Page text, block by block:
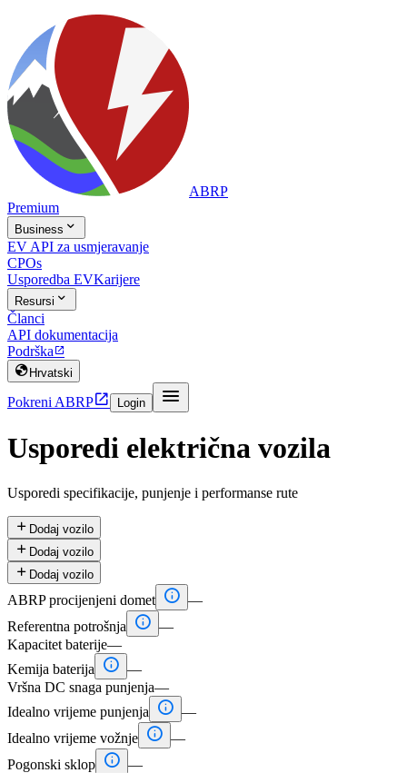
ABRP
Premium
Business 
EV API za usmjeravanje
CPOs
Usporedba EVKarijere
Resursi 
Članci
API dokumentacija
Podrška 
 Hrvatski
Pokreni ABRP Login 
Usporedi električna vozila
Usporedi specifikacije, punjenje i performanse rute
 Dodaj vozilo
 Dodaj vozilo
 Dodaj vozilo
ABRP procijenjeni domet  —
Referentna potrošnja
 —
Kapacitet baterije—
Kemija baterija
 —
Vršna DC snaga punjenja—
Idealno vrijeme punjenja
 —
Idealno vrijeme vožnje  —
Pogonski sklop  —